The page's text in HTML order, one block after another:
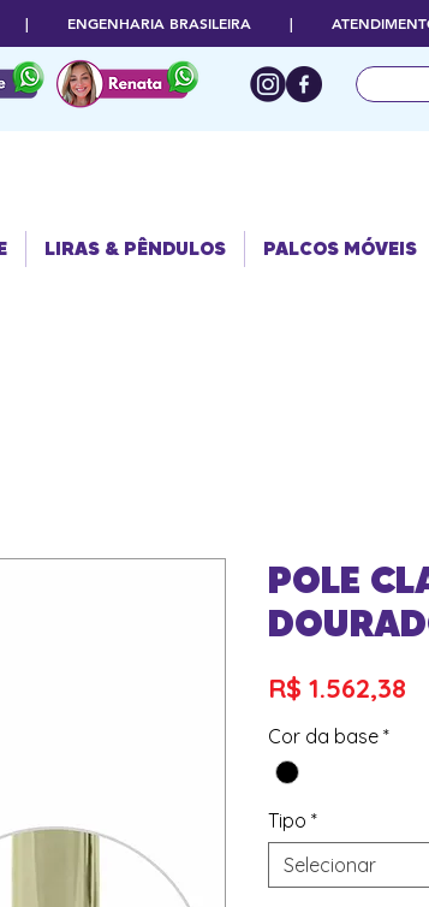
| ENGENHARIA BRASILEIRA | ATENDIMENTO
LIRAS & PÊNDULOS PALCOS MÓVEIS
POLE
R$ 1.562,38
Cor da base *
Tipo *
Selecionar